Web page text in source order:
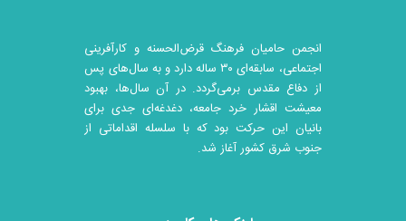
انجمن حامیان فرهنگ قرض‌الحسنه و کارآفرینی
اجتماعی، سابقه‌ای ۳۰ ساله دارد و به سال‌های پس
از دفاع مقدس برمی‌گردد. در آن سال‎‌ها، بهبود
معیشت اقشار خرد جامعه، دغدغه‌ای جدی برای
بانیان این حرکت بود که با سلسله اقداماتی از
جنوب شرق کشور آغاز شد.